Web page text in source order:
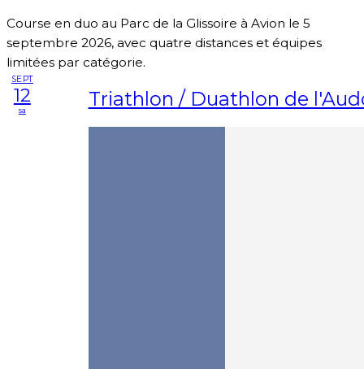
Course en duo au Parc de la Glissoire à Avion le 5
septembre 2026, avec quatre distances et équipes
limitées par catégorie.
SEPT
12
sa Triathlon / Duathlon de